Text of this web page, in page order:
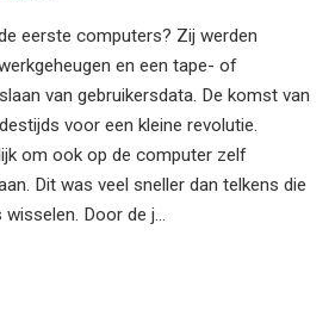
eerste computers? Zij werden
en een tape- of
van gebruikersdata. De komst van
voor een kleine revolutie.
om ook op de computer zelf
Dit was veel sneller dan telkens die
wisselen. Door de j…